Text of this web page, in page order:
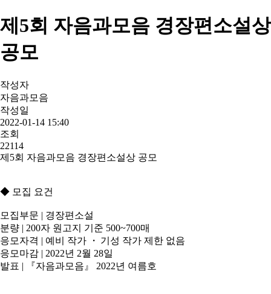
제5회 자음과모음 경장편소설상
공모
작성자
자음과모음
작성일
2022-01-14 15:40
조회
22114
제5회 자음과모음 경장편소설상 공모
◆ 모집 요건
모집부문 | 경장편소설
분량 | 200자 원고지 기준 500~700매
응모자격 | 예비 작가 ・ 기성 작가 제한 없음
응모마감 | 2022년 2월 28일
발표 | 『자음과모음』 2022년 여름호